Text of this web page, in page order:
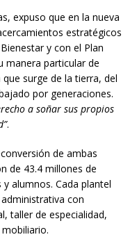
expuso que en la nueva
estratégicos
y con el Plan
manera particular de
surge de la tierra, del
por generaciones.
a soñar sus propios
.
de ambas
de 43.4 millones de
alumnos. Cada plantel
con
taller de especialidad,